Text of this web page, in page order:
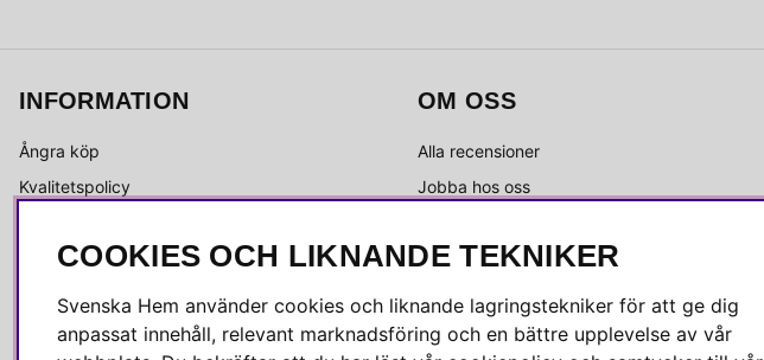
INFORMATION
Ångra köp
Kvalitetspolicy
Köpvillkor
Reklamation & retur
OM OSS
Alla recensioner
Jobba hos oss
Kundservice
Press & media
COOKIES OCH LIKNANDE TEKNIKER
Svenska Hem använder cookies och liknande lagringstekniker för att ge dig
anpassat innehåll, relevant marknadsföring och en bättre upplevelse av vår